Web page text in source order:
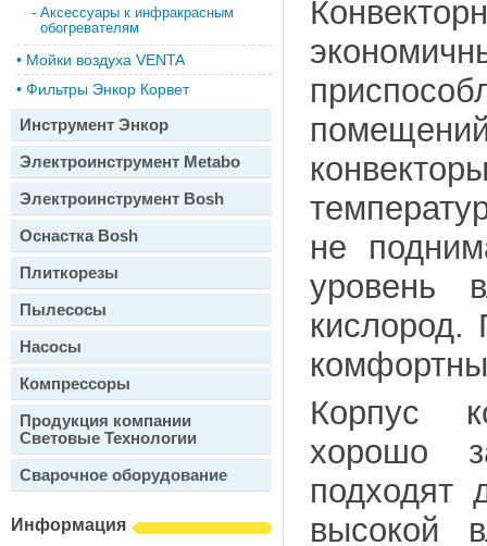
- Аксессуары к инфракрасным
обогревателям
• Мойки воздуха VENTA
• Фильтры Энкор Корвет
Инструмент Энкор
Электроинструмент Metabo
Электроинструмент Bosh
Оснастка Bosh
Плиткорезы
Пылесосы
Насосы
Компрессоры
Продукция компании
Световые Технологии
Сварочное оборудование
Информация
не
уровень
Корпус
хорошо
подходят
высокой